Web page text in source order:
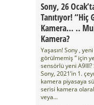
Sony, 26
Tanıtıyor!
Kamera… ..
Kamera?
Yaşasın! Sony ,
görülmemiş ” için
sensörlü yeni
Sony, 2021’in 1.
kamera piyasaya
serisi kamera
veya...